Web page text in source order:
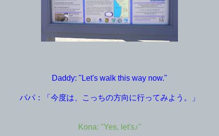
Daddy: "Let's walk this way now."
パパ：「今度は、こっちの方向に行ってみよう。」
Kona: "Yes, let's♪"